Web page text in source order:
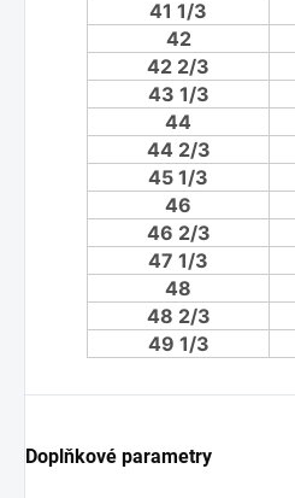
41 1/3
42
42 2/3
43 1/3
44
44 2/3
45 1/3
46
46 2/3
47 1/3
48
48 2/3
49 1/3
Doplňkové parametry